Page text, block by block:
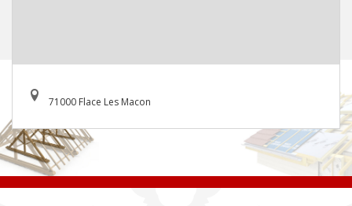
71000 Flace Les Macon